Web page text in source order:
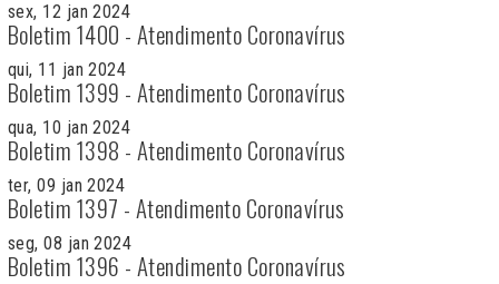
sex, 12 jan 2024
Boletim 1400 - Atendimento Coronavírus
qui, 11 jan 2024
Boletim 1399 - Atendimento Coronavírus
qua, 10 jan 2024
Boletim 1398 - Atendimento Coronavírus
ter, 09 jan 2024
Boletim 1397 - Atendimento Coronavírus
seg, 08 jan 2024
Boletim 1396 - Atendimento Coronavírus